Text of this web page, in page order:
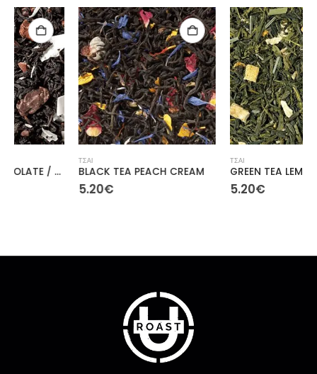
BLACK TEA PEACH CREAM GREEN TEA LEMON